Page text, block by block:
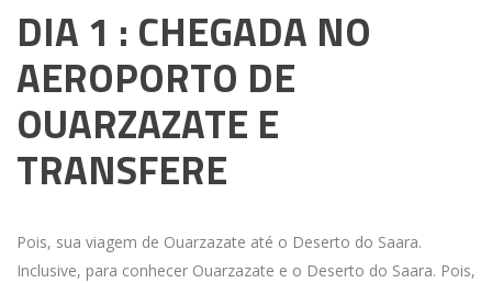
DIA 1 : CHEGADA NO
AEROPORTO DE
OUARZAZATE E
TRANSFERE
Pois, sua viagem de Ouarzazate até o Deserto do Saara.
Inclusive, para conhecer Ouarzazate e o Deserto do Saara. Pois,